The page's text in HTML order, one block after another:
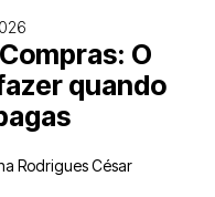
O
quando
Rodrigues César